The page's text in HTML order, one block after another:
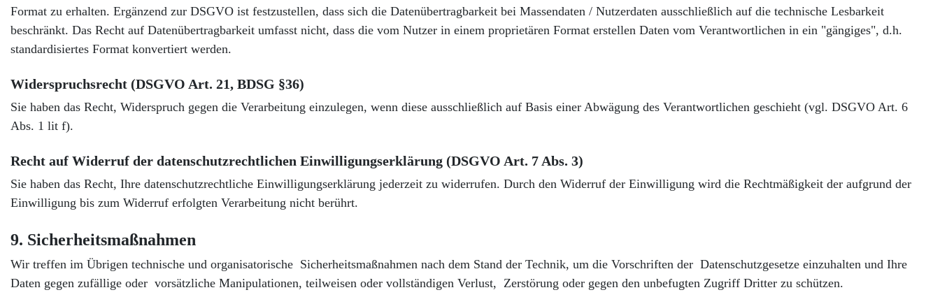
Format zu erhalten. Ergänzend zur DSGVO ist festzustellen, dass sich die Datenübertragbarkeit bei Massendaten / Nutzerdaten ausschließlich auf die technische Lesbarkeit
beschränkt. Das Recht auf Datenübertragbarkeit umfasst nicht, dass die vom Nutzer in einem proprietären Format erstellen Daten vom Verantwortlichen in ein "gängiges", d.h.
standardisiertes Format konvertiert werden.
Widerspruchsrecht (DSGVO Art. 21, BDSG §36)
Sie haben das Recht, Widerspruch gegen die Verarbeitung einzulegen, wenn diese ausschließlich auf Basis einer Abwägung des Verantwortlichen geschieht (vgl. DSGVO Art. 6
Abs. 1 lit f).
Recht auf Widerruf der datenschutzrechtlichen Einwilligungserklärung (DSGVO Art. 7 Abs. 3)
Sie haben das Recht, Ihre datenschutzrechtliche Einwilligungserklärung jederzeit zu widerrufen. Durch den Widerruf der Einwilligung wird die Rechtmäßigkeit der aufgrund der
Einwilligung bis zum Widerruf erfolgten Verarbeitung nicht berührt.
9. Sicherheitsmaßnahmen
Wir treffen im Übrigen technische und organisatorische Sicherheitsmaßnahmen nach dem Stand der Technik, um die Vorschriften der Datenschutzgesetze einzuhalten und Ihre
Daten gegen zufällige oder vorsätzliche Manipulationen, teilweisen oder vollständigen Verlust, Zerstörung oder gegen den unbefugten Zugriff Dritter zu schützen.